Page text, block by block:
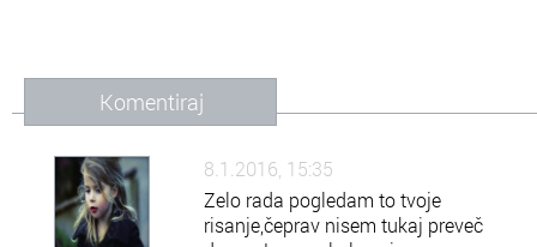
Komentiraj
8.1.2016, 15:35
Zelo rada pogledam to tvoje
risanje,čeprav nisem tukaj preveč